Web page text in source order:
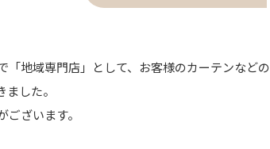
地域専門店」として、お客様のカーテンなどの
した。
ざいます。